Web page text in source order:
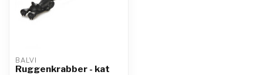
BALVI
Ruggenkrabber - kat